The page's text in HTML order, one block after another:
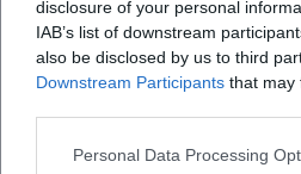
disclosure of your personal
IAB’s list of downstream
also be disclosed by us to third
Downstream Participants that may
Personal Data Processing
Häufig gestellte
Wann beginnt das Konzert?
Wo findet das Konzert statt?